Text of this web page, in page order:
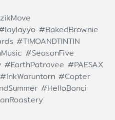
#BakedBrownie
#TIMOANDTINTIN
#SeasonFive
#EarthPatravee #PAESAX
#InkWaruntorn #Copter
#HelloBonci